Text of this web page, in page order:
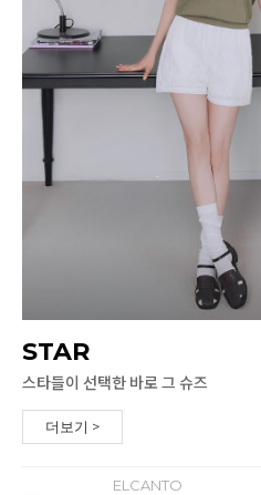
STAR
스타들이 선택한 바로 그 슈즈
더보기 >
ELCANTO